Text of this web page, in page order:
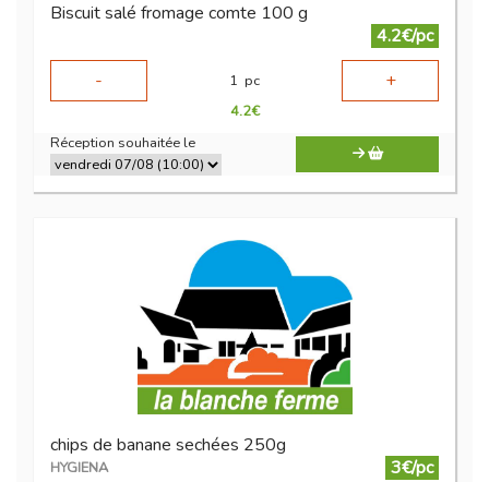
Biscuit salé fromage comte 100 g
4.2€/pc
-
1 pc +
4.2€
Réception souhaitée le
chips de banane sechées 250g
HYGIENA
3€/pc